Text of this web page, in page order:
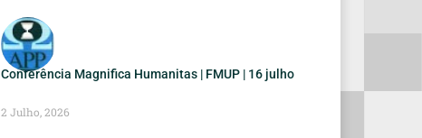
Conferência Magnifica Humanitas | FMUP | 16 julho
2 Julho, 2026